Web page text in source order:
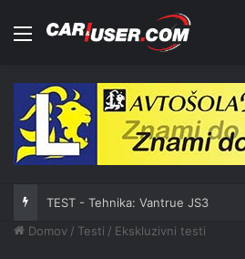
Meni
TEST - Skiroji: Xiaomi Electric
Domov / Testi / Ekskluzivni testi